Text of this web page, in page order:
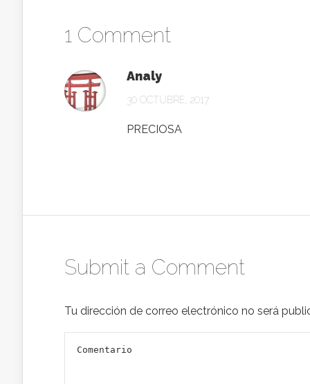
1 Comment
Analy
30 OCTUBRE, 2017
PRECIOSA
Submit a Comment
Tu dirección de correo electrónico no será